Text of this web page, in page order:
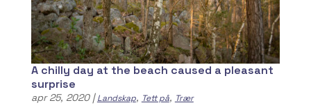
A chilly day at the beach caused a pleasant
surprise
apr 25, 2020|Landskap, Tett på, Trær